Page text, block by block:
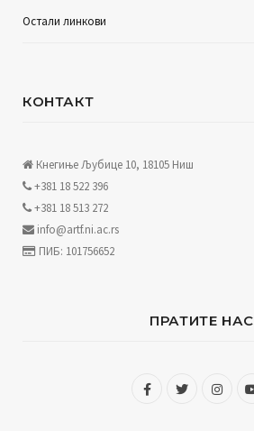
Остали линкови
КОНТАКТ
Кнегиње Љубице 10, 18105 Ниш
+381 18 522 396
+381 18 513 272
info@artf.ni.ac.rs
ПИБ: 101756652
ПРАТИТЕ НАС
F
T
I